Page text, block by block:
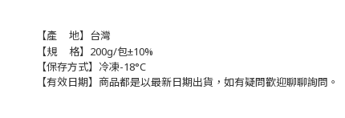
【產 地】台灣
【規 格】200g/包±10%
【保存方式】冷凍-18°C
【有效日期】商品都是以最新日期出貨，如有疑問歡迎聊聊詢問。